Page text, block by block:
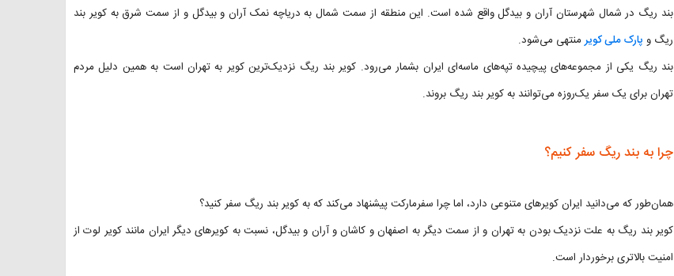
بند ریگ در شمال شهرستان آران و بیدگل واقع شده است. این منطقه از سمت شمال به دریاچه نمک آران و بیدگل و از سمت شرق به کویر بند
ریگ و پارک ملی کویرمنتهی می‌شود.
بند ریگ یکی از مجموعه‌های پیچیده تپه‌های ماسه‌ای ایران بشمار می‌رود. کویر بند ریگ نزدیک‌ترین کویر به تهران است به همین دلیل مردم
تهران برای یک سفر یک‌روزه می‌توانند به کویر بند ریگ بروند.
چرا به بند ریگ سفر کنیم؟
همان‌طور که می‌دانید ایران کویرهای متنوعی دارد، اما چرا سفرمارکت پیشنهاد می‌کند که به کویر بند ریگ سفر کنید؟
کویر بند ریگ به علت نزدیک بودن به تهران و از سمت دیگر به اصفهان و کاشان و آران و بیدگل، نسبت به کویرهای دیگر ایران مانند کویر لوت از
امنیت بالاتری برخوردار است.